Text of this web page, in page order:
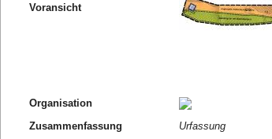
Voransicht
Organisation
Zusammenfassung
Urfassung